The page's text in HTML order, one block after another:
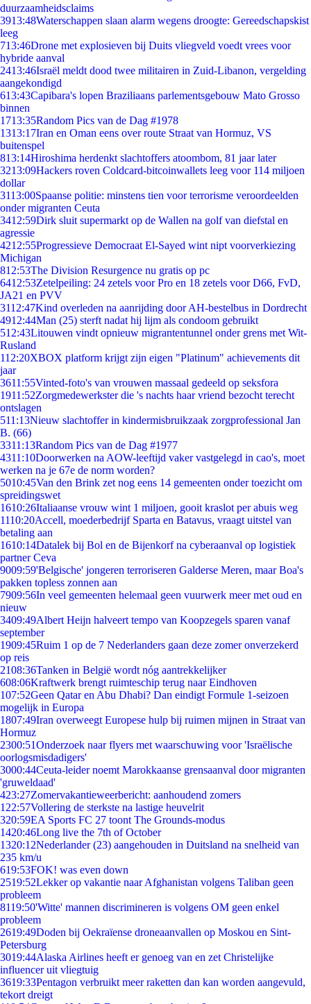
duurzaamheidsclaims
3913:48Waterschappen slaan alarm wegens droogte: Gereedschapskist
leeg
713:46Drone met explosieven bij Duits vliegveld voedt vrees voor
hybride aanval
2413:46Israël meldt dood twee militairen in Zuid-Libanon, vergelding
aangekondigd
613:43Capibara's lopen Braziliaans parlementsgebouw Mato Grosso
binnen
1713:35Random Pics van de Dag #1978
1313:17Iran en Oman eens over route Straat van Hormuz, VS
buitenspel
813:14Hiroshima herdenkt slachtoffers atoombom, 81 jaar later
3213:09Hackers roven Coldcard-bitcoinwallets leeg voor 114 miljoen
dollar
3113:00Spaanse politie: minstens tien voor terrorisme veroordeelden
onder migranten Ceuta
3412:59Dirk sluit supermarkt op de Wallen na golf van diefstal en
agressie
4212:55Progressieve Democraat El-Sayed wint nipt voorverkiezing
Michigan
812:53The Division Resurgence nu gratis op pc
6412:53Zetelpeiling: 24 zetels voor Pro en 18 zetels voor D66, FvD,
JA21 en PVV
3112:47Kind overleden na aanrijding door AH-bestelbus in Dordrecht
4912:44Man (25) sterft nadat hij lijm als condoom gebruikt
512:43Litouwen vindt opnieuw migrantentunnel onder grens met Wit-
Rusland
112:20XBOX platform krijgt zijn eigen "Platinum" achievements dit
jaar
3611:55Vinted-foto's van vrouwen massaal gedeeld op seksfora
1911:52Zorgmedewerkster die 's nachts haar vriend bezocht terecht
ontslagen
511:13Nieuw slachtoffer in kindermisbruikzaak zorgprofessional Jan
B. (66)
3311:13Random Pics van de Dag #1977
4311:10Doorwerken na AOW-leeftijd vaker vastgelegd in cao's, moet
werken na je 67e de norm worden?
5010:45Van den Brink zet nog eens 14 gemeenten onder toezicht om
spreidingswet
1610:26Italiaanse vrouw wint 1 miljoen, gooit kraslot per abuis weg
1110:20Accell, moederbedrijf Sparta en Batavus, vraagt uitstel van
betaling aan
1610:14Datalek bij Bol en de Bijenkorf na cyberaanval op logistiek
partner Ceva
9009:59'Belgische' jongeren terroriseren Galderse Meren, maar Boa's
pakken topless zonnen aan
7909:56In veel gemeenten helemaal geen vuurwerk meer met oud en
nieuw
3409:49Albert Heijn halveert tempo van Koopzegels sparen vanaf
september
1909:45Ruim 1 op de 7 Nederlanders gaan deze zomer onverzekerd
op reis
2108:36Tanken in België wordt nóg aantrekkelijker
608:06Kraftwerk brengt ruimteschip terug naar Eindhoven
107:52Geen Qatar en Abu Dhabi? Dan eindigt Formule 1-seizoen
mogelijk in Europa
1807:49Iran overweegt Europese hulp bij ruimen mijnen in Straat van
Hormuz
2300:51Onderzoek naar flyers met waarschuwing voor 'Israëlische
oorlogsmisdadigers'
3000:44Ceuta-leider noemt Marokkaanse grensaanval door migranten
'gruweldaad'
423:27Zomervakantieweerbericht: aanhoudend zomers
1 22:57Vollering de sterkste na lastige heuvelrit
320:59EA Sports FC 27 toont The Grounds-modus
1420:46Long live the 7th of October
1320:12Nederlander (23) aangehouden in Duitsland na snelheid van
235 km/u
619:53FOK! was even down
2519:52Lekker op vakantie naar Afghanistan volgens Taliban geen
probleem
8119:50'Witte' mannen discrimineren is volgens OM geen enkel
probleem
2619:49Doden bij Oekraïense droneaanvallen op Moskou en Sint-
Petersburg
3019:44Alaska Airlines heeft er genoeg van en zet Christelijke
influencer uit vliegtuig
3619:33Pentagon verbruikt meer raketten dan kan worden aangevuld,
tekort dreigt